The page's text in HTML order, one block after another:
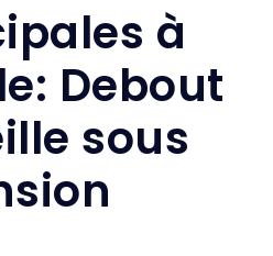
à
Debout
sous